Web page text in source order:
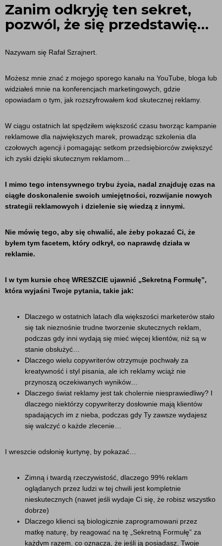
Zanim odkryję ten sekret,
pozwól, że się przedstawię…
Nazywam się Rafał Szrajnert.
Możesz mnie znać z mojego sporego kanału na YouTube, bloga lub
widziałeś mnie na konferencjach marketingowych, gdzie
opowiadam o tym, jak rozszyfrowałem kod skutecznej reklamy.
W ciągu ostatnich lat spędziłem większość czasu tworząc kampanie
reklamowe dla największych marek, prowadząc szkolenia dla
czołowych agencji i pomagając setkom przedsiębiorców zwiększyć
ich zyski dzięki skutecznym reklamom…
I mimo tego intensywnego trybu życia, nadal znajduję czas na
ciągłe doskonalenie swoich umiejętności, rozwijanie nowych
strategii reklamowych i dzielenie się wiedzą z innymi.
Nie mówię tego, aby się chwalić, ale żeby pokazać Ci, że
byłem tym facetem, który odkrył, co naprawdę działa w
reklamie.
I w tym kursie chcę WRESZCIE ujawnić „Sekretną Formułę”,
która wyjaśni Twoje pytania, takie jak:
Dlaczego w ostatnich latach dla większości marketerów stało
się tak nieznośnie trudne tworzenie skutecznych reklam,
podczas gdy inni wydają się mieć więcej klientów, niż są w
stanie obsłużyć…
Dlaczego wielu copywriterów otrzymuje pochwały za
kreatywność i styl pisania, ale ich reklamy wciąż nie
przynoszą oczekiwanych wyników…
Dlaczego świat reklamy jest tak cholernie niesprawiedliwy? I
dlaczego niektórzy copywriterzy dosłownie mają klientów
spadających im z nieba, podczas gdy Ty zawsze wydajesz
się walczyć o każde zlecenie…
I wreszcie odsłonię kurtynę, by pokazać…
Zimną i twardą rzeczywistość, dlaczego 99% reklam
oglądanych przez ludzi w tej chwili jest kompletnie
nieskutecznych (nawet jeśli wydaje Ci się, że robisz wszystko
dobrze)
Dlaczego klienci są biologicznie zaprogramowani przez
matkę naturę, by reagować na tę „Sekretną Formułę” za
każdym razem, co oznacza, że jeśli ją posiadasz, Twoje